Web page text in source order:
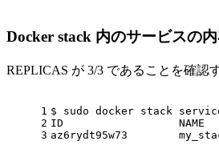
Docker stack 内のサービスの
REPLICAS が 3/3 であることを確認
1
2
3
$ sudo docker stack
ID                  NAME
az6rydt95w73